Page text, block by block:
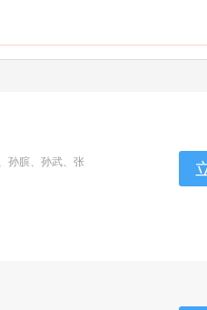
孙膑、孙武、张